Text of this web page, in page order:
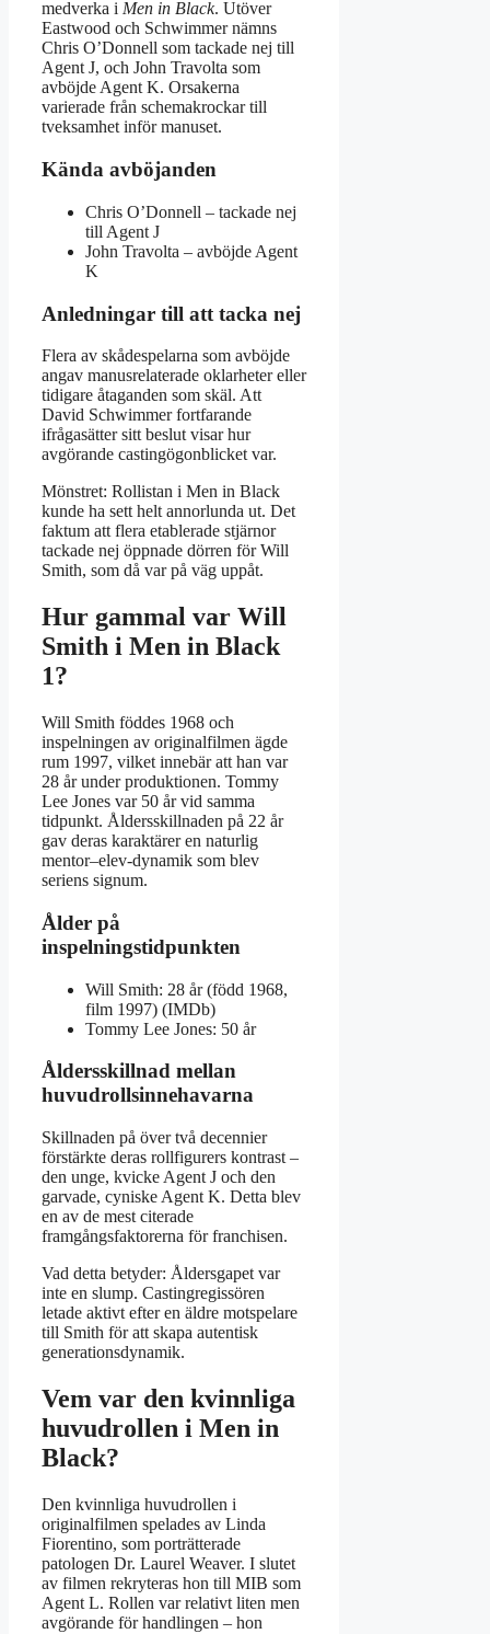
medverka i Men in Black. Utöver
Eastwood och Schwimmer nämns
Chris O’Donnell som tackade nej till
Agent J, och John Travolta som
avböjde Agent K. Orsakerna
varierade från schemakrockar till
tveksamhet inför manuset.
Kända avböjanden
Chris O’Donnell – tackade nej
till Agent J
John Travolta – avböjde Agent
K
Anledningar till att tacka nej
Flera av skådespelarna som avböjde
angav manusrelaterade oklarheter eller
tidigare åtaganden som skäl. Att
David Schwimmer fortfarande
ifrågasätter sitt beslut visar hur
avgörande castingögonblicket var.
Mönstret: Rollistan i Men in Black
kunde ha sett helt annorlunda ut. Det
faktum att flera etablerade stjärnor
tackade nej öppnade dörren för Will
Smith, som då var på väg uppåt.
Hur gammal var Will
Smith i Men in Black
1?
Will Smith föddes 1968 och
inspelningen av originalfilmen ägde
rum 1997, vilket innebär att han var
28 år under produktionen. Tommy
Lee Jones var 50 år vid samma
tidpunkt. Åldersskillnaden på 22 år
gav deras karaktärer en naturlig
mentor–elev-dynamik som blev
seriens signum.
Ålder på
inspelningstidpunkten
Will Smith: 28 år (född 1968,
film 1997) (IMDb)
Tommy Lee Jones: 50 år
Åldersskillnad mellan
huvudrollsinnehavarna
Skillnaden på över två decennier
förstärkte deras rollfigurers kontrast –
den unge, kvicke Agent J och den
garvade, cyniske Agent K. Detta blev
en av de mest citerade
framgångsfaktorerna för franchisen.
Vad detta betyder: Åldersgapet var
inte en slump. Castingregissören
letade aktivt efter en äldre motspelare
till Smith för att skapa autentisk
generationsdynamik.
Vem var den kvinnliga
huvudrollen i Men in
Black?
Den kvinnliga huvudrollen i
originalfilmen spelades av Linda
Fiorentino, som porträtterade
patologen Dr. Laurel Weaver. I slutet
av filmen rekryteras hon till MIB som
Agent L. Rollen var relativt liten men
avgörande för handlingen – hon